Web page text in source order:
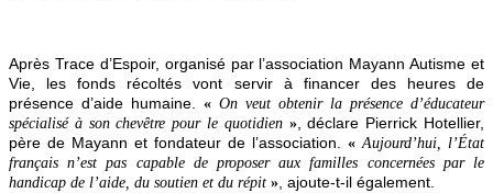
Après Trace d’Espoir, organisé par l’association Mayann Autisme et
Vie, les fonds récoltés vont servir à financer des heures de
présence d’aide humaine. « On veut obtenir la présence d’éducateur
spécialisé à son chevêtre pour le quotidien », déclare Pierrick Hotellier,
père de Mayann et fondateur de l’association. «Aujourd’hui, l’État
français n’est pas capable de proposer aux familles concernées par le
handicap de l’aide, du soutien et du répit », ajoute-t-il également.